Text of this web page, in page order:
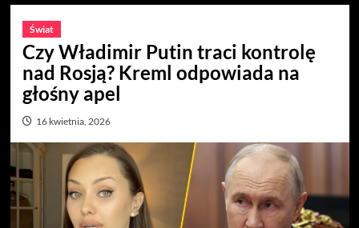
Świat
Czy Władimir Putin traci kontrolę
nad Rosją? Kreml odpowiada na
głośny apel
16 kwietnia, 2026